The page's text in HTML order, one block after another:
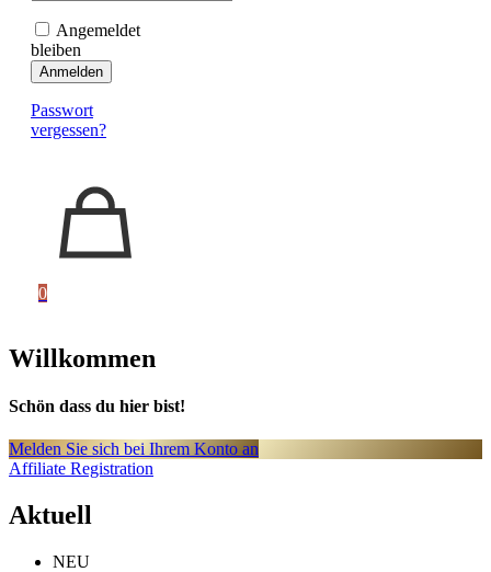
Angemeldet
bleiben
Anmelden
Passwort
vergessen?
0
Willkommen
Schön dass du hier bist!
Melden Sie sich bei Ihrem Konto an
Affiliate Registration
Aktuell
NEU